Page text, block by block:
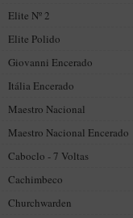
Elite Nº 2
Elite Polido
Giovanni Encerado
Itália Encerado
Maestro Nacional
Maestro Nacional Encerado
Caboclo - 7 Voltas
Cachimbeco
Churchwarden